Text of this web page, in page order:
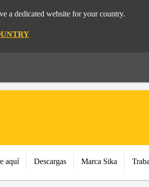
a dedicated website for your country.
aquí Descargas Marca Sika